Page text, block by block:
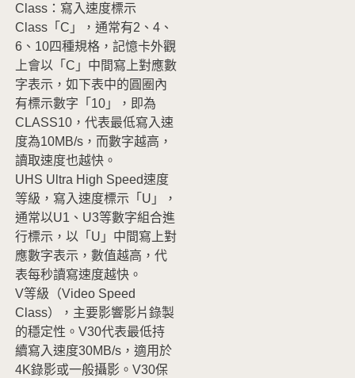
Class：寫入速度標示
Class「C」，通常有2、4、
6、10四種規格，記憶卡外觀
上會以「C」中間寫上對應數
字表示，如下表中的圓圈內
有標示數字「10」，即為
CLASS10，代表最低寫入速
度為10MB/s，而數字越高，
讀取速度也越快。
UHS Ultra High Speed速度
等級，寫入速度標示「U」，
通常以U1、U3等數字組合進
行標示，以「U」中間寫上對
應數字表示，數值越高，代
表每秒讀寫速度越快。
V等級（Video Speed
Class），主要影響影片錄製
的穩定性。V30代表最低持
續寫入速度30MB/s，適用於
4K錄影或一般攝影。V30保